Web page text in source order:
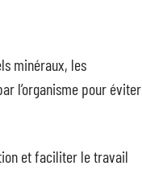
minéraux, les
l’organisme pour éviter
et faciliter le travail